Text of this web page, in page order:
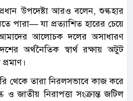
উপদেষ্টা আরও বলেন, শুল্কহার
পারা— যা প্রত্যাশিত হারের চেয়ে
আলোচক দলের অসাধারণ
অর্থনৈতিক স্বার্থ রক্ষায় অটুট
থেকে তারা নিরলসভাবে কাজ করে
জাতীয় নিরাপত্তা সংক্রান্ত জটিল